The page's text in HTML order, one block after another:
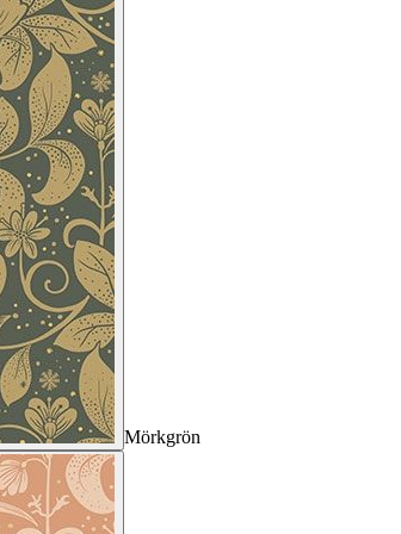
Mörkgrön